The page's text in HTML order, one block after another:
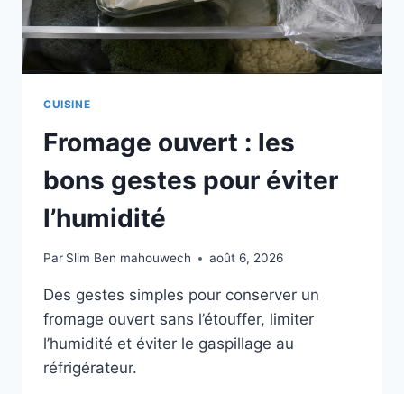
CUISINE
Fromage ouvert : les
bons gestes pour éviter
l’humidité
Par Slim Ben mahouwech août 6, 2026
Des gestes simples pour conserver un
fromage ouvert sans l’étouffer, limiter
l’humidité et éviter le gaspillage au
réfrigérateur.